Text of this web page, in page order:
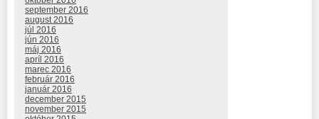
september 2016
august 2016
júl 2016
jún 2016
máj 2016
apríl 2016
marec 2016
február 2016
január 2016
december 2015
november 2015